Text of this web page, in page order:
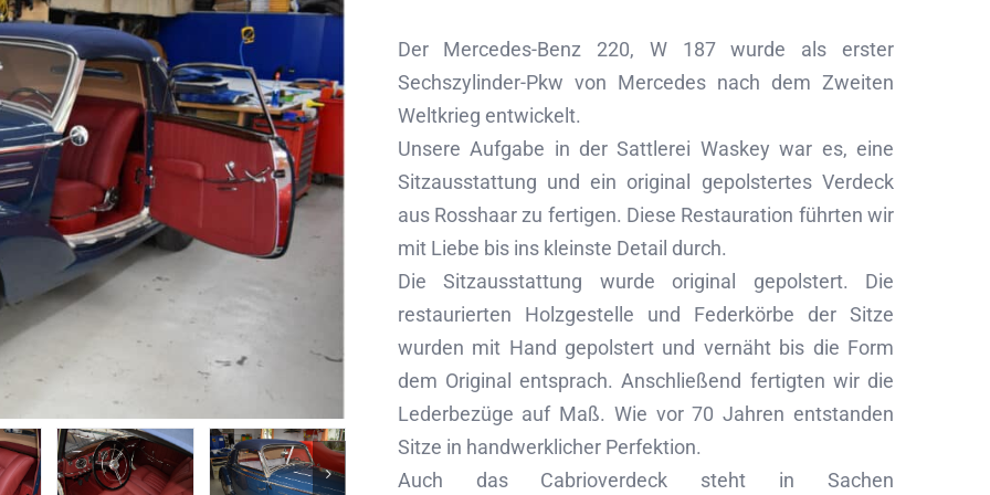
Der Mercedes-Benz 220, W 187 wurde als erster
Sechszylinder-Pkw von Mercedes nach dem Zweiten
Weltkrieg entwickelt.
Unsere Aufgabe in der Sattlerei Waskey war es, eine
Sitzausstattung und ein original gepolstertes Verdeck
aus Rosshaar zu fertigen. Diese Restauration führten wir
mit Liebe bis ins kleinste Detail durch.
Die Sitzausstattung wurde original gepolstert. Die
restaurierten Holzgestelle und Federkörbe der Sitze
wurden mit Hand gepolstert und vernäht bis die Form
dem Original entsprach. Anschließend fertigten wir die
Lederbezüge auf Maß. Wie vor 70 Jahren entstanden
Sitze in handwerklicher Perfektion.
Auch das Cabrioverdeck steht in Sachen